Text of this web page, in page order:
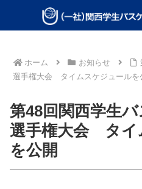
ホーム お知らせ
選手権大会 タイムスケジュールを
第48回関西学生
選手権大会 タイ
を公開